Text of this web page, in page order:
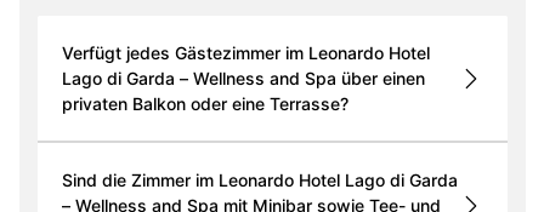
Verfügt jedes Gästezimmer im Leonardo Hotel
Lago di Garda – Wellness and Spa über einen
privaten Balkon oder eine Terrasse?
Sind die Zimmer im Leonardo Hotel Lago di Garda
– Wellness and Spa mit Minibar sowie Tee- und